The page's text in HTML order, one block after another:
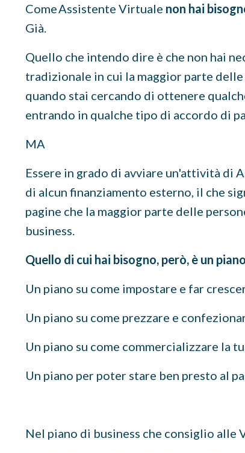
Come Assistente Virtuale non hai
Già.
Quello che intendo dire è che non hai
tradizionale in cui la maggior parte
quando stai cercando di ottenere
entrando in qualche tipo di accordo di
MA
Essere in grado di avviare un'attività di
di alcun finanziamento esterno, il che
pagine che la maggior parte delle
business.
Quello di cui hai bisogno, però, è un
Un piano su come impostare e far
Un piano su come prezzare e
Un piano su come commercializzare la
Un piano per poter stare ben presto al
Nel piano di business che consiglio alle